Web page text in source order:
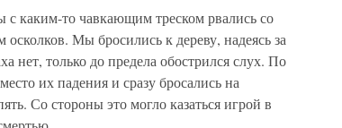
каким-то чавкающим треском рвались со
Мы бросились к дереву, надеясь за
нет, только до предела обострился слух. По
их падения и сразу бросались на
Со стороны это могло казаться игрой в